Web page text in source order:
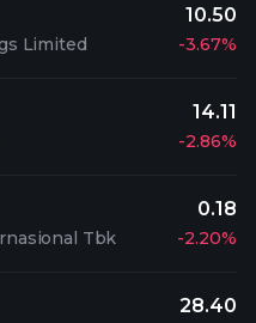
Limited
10.50
-3.67%
14.11
-2.86%
Tbk
0.18
-2.20%
28.40